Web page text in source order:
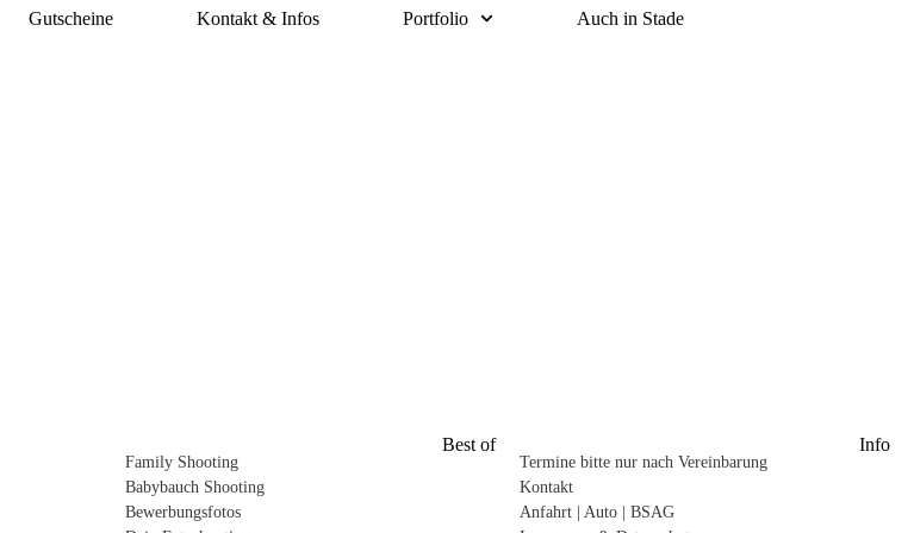
Gutscheine Kontakt & Infos Portfolio Auch in Stade
Best of
Family Shooting
Babybauch Shooting
Bewerbungsfotos
Info
Termine bitte nur nach Vereinbarung
Kontakt
Anfahrt | Auto | BSAG